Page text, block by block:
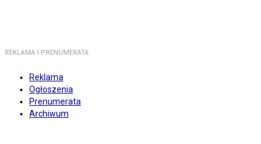
REKLAMA I PRENUMERATA
Reklama
Ogłoszenia
Prenumerata
Archiwum